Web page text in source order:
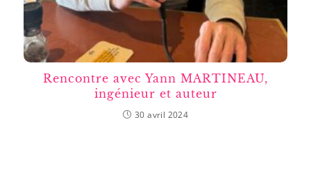
Rencontre avec Yann MARTINEAU,
ingénieur et auteur
30 avril 2024